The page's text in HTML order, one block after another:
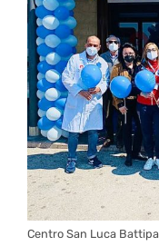
Centro San Luca